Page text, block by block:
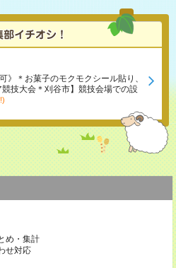
》＊お菓子のモクモクシール貼り、
技大会＊刈谷市】競技会場での設
め・集計
せ対応